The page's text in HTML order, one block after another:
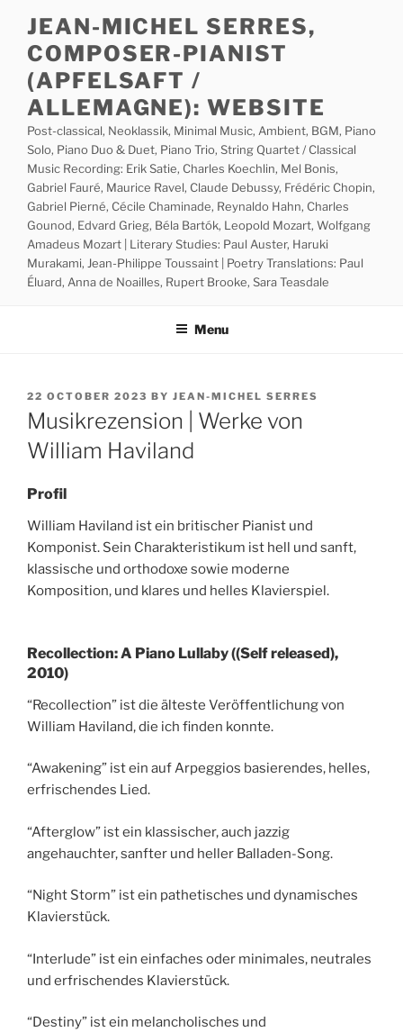
content
JEAN-MICHEL SERRES,
COMPOSER-PIANIST
(APFELSAFT /
ALLEMAGNE): WEBSITE
Post-classical, Neoklassik, Minimal Music, Ambient, BGM, Piano
Solo, Piano Duo & Duet, Piano Trio, String Quartet / Classical
Music Recording: Erik Satie, Charles Koechlin, Mel Bonis,
Gabriel Fauré, Maurice Ravel, Claude Debussy, Frédéric Chopin,
Gabriel Pierné, Cécile Chaminade, Reynaldo Hahn, Charles
Gounod, Edvard Grieg, Béla Bartók, Leopold Mozart, Wolfgang
Amadeus Mozart | Literary Studies: Paul Auster, Haruki
Murakami, Jean-Philippe Toussaint | Poetry Translations: Paul
Éluard, Anna de Noailles, Rupert Brooke, Sara Teasdale
Menu
POSTED
ON
22 OCTOBER 2023 BY JEAN-MICHEL SERRES
Musikrezension | Werke von
William Haviland
Profil
William Haviland ist ein britischer Pianist und
Komponist. Sein Charakteristikum ist hell und sanft,
klassische und orthodoxe sowie moderne
Komposition, und klares und helles Klavierspiel.
Recollection: A Piano Lullaby ((Self released),
2010)
“Recollection” ist die älteste Veröffentlichung von
William Haviland, die ich finden konnte.
“Awakening” ist ein auf Arpeggios basierendes, helles,
erfrischendes Lied.
“Afterglow” ist ein klassischer, auch jazzig
angehauchter, sanfter und heller Balladen-Song.
“Night Storm” ist ein pathetisches und dynamisches
Klavierstück.
“Interlude” ist ein einfaches oder minimales, neutrales
und erfrischendes Klavierstück.
“Destiny” ist ein melancholisches und